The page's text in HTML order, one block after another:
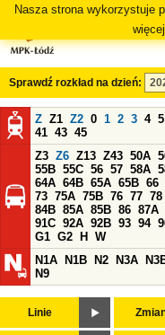
Nasza strona wykorzystuje
Sprawdź rozkład na dzień:
Z Z1 Z2 0 1 2 3 4 5
41 43 45
Z3 Z6 Z13 Z43 50A
55B 55C 56 57 58A
64A 64B 65A 65B 66
73 75A 75B 76 77 78
84B 85A 85B 86 87A
91C 92A 92B 93 94
G1 G2 H
W
N1A
N1B N2 N3A
N9
Linie